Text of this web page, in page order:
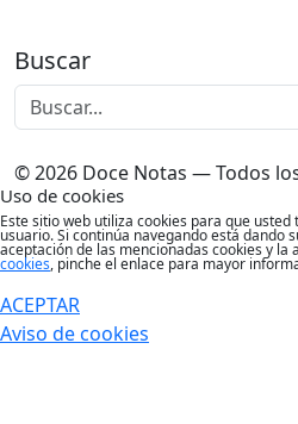
Buscar
© 2026 Doce Notas — Todos
Uso de cookies
Este sitio web utiliza cookies para que
usuario. Si continúa navegando está dando
aceptación de las mencionadas cookies y la
cookies, pinche el enlace para mayor
ACEPTAR
Aviso de cookies